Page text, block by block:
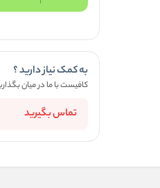
به کمک نیاز دارید ؟
کافیست با ما در میان
تماس بگیرید